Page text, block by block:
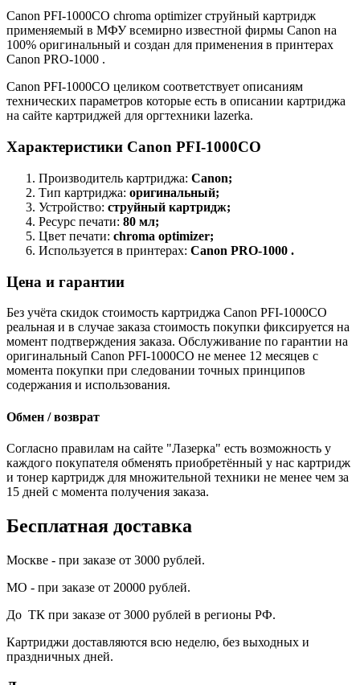
Canon PFI-1000CO chroma optimizer струйный картридж
применяемый в МФУ всемирно известной фирмы Canon на
100% оригинальный и создан для применения в принтерах
Canon PRO-1000 .
Canon PFI-1000CO целиком соответствует описаниям
технических параметров которые есть в описании картриджа
на сайте картриджей для оргтехники lazerka.
Характеристики Canon PFI-1000CO
Производитель картриджа: Canon;
Тип картриджа: оригинальный;
Устройство: струйный картридж;
Ресурс печати: 80 мл;
Цвет печати: chroma optimizer;
Используется в принтерах: Canon PRO-1000 .
Цена и гарантии
Без учёта скидок стоимость картриджа Canon PFI-1000CO
реальная и в случае заказа стоимость покупки фиксируется на
момент подтверждения заказа. Обслуживание по гарантии на
оригинальный Canon PFI-1000CO не менее 12 месяцев с
момента покупки при следовании точных принципов
содержания и использования.
Обмен / возврат
Согласно правилам на сайте "Лазерка" есть возможность у
каждого покупателя обменять приобретённый у нас картридж
и тонер картридж для множительной техники не менее чем за
15 дней с момента получения заказа.
Бесплатная доставка
Москве - при заказе от 3000 рублей.
МО - при заказе от 20000 рублей.
До ТК при заказе от 3000 рублей в регионы РФ.
Картриджи доставляются всю неделю, без выходных и
праздничных дней.